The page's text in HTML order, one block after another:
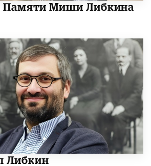
Памяти Миши Либкина
Либкин